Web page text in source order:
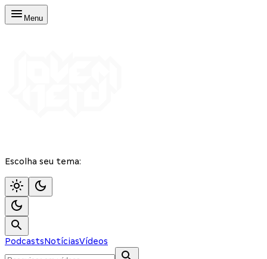
Menu
Escolha seu tema:
PodcastsNotíciasVídeos